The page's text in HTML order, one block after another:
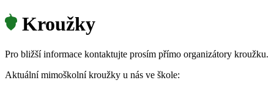
Kroužky
Pro bližší informace kontaktujte prosím přímo organizátory kroužku.
Aktuální mimoškolní kroužky u nás ve škole: